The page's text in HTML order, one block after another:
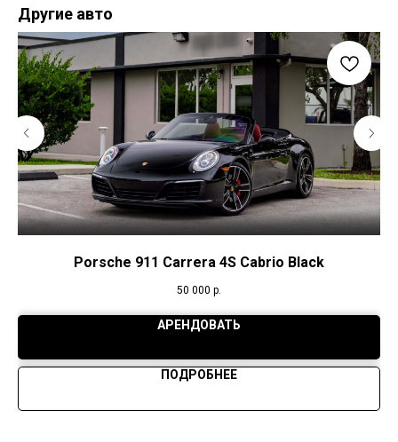
Другие авто
Porsche 911 Carrera 4S Cabrio Black
50 000 р.
АРЕНДОВАТЬ
ПОДРОБНЕЕ